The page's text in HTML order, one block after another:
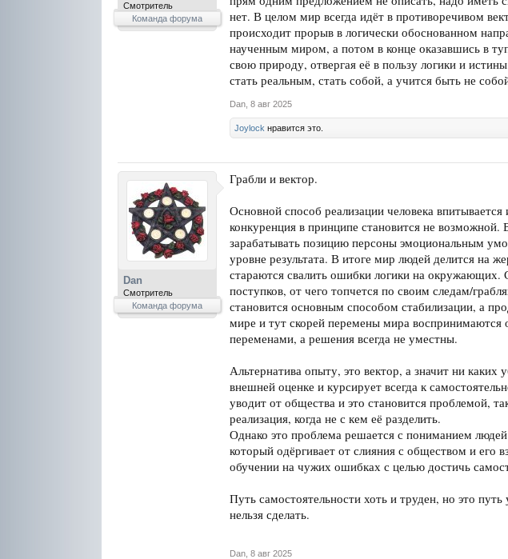
Смотритель
Команда форума
нет. В целом мир всегда идёт в противоречивом
происходит прорыв в логически обоснованном
наученным миром, а потом в конце оказавшись в
свою природу, отвергая её в пользу логики и
стать реальным, стать собой, а учится быть не
Dan 8 авг 2025
Joylock нравится это.
Dan
Смотритель
Команда форума
Грабли и вектор.
Основной способ реализации человека
конкуренция в принципе становится не возможной.
зарабатывать позицию персоны эмоциональным
уровне результата. В итоге мир людей делится на
стараются свалить ошибки логики на окружающих.
поступков, от чего топчется по своим следам/
становится основным способом стабилизации, а
мире и тут скорей перемены мира воспринимаются
переменами, а решения всегда не уместны.
Альтернатива опыту, это вектор, а значит ни
внешней оценке и курсирует всегда к
уводит от общества и это становится проблемой,
реализация, когда не с кем её разделить.
Однако это проблема решается с пониманием
который одёргивает от слияния с обществом и его
обучении на чужих ошибках с целью достичь
Путь самостоятельности хоть и труден, но это
нельзя сделать.
Dan 8 авг 2025